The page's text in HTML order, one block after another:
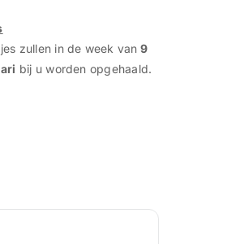
zullen in de week van 9
bij u worden opgehaald.